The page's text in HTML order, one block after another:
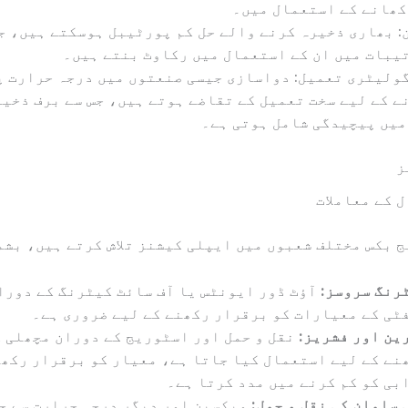
کے استعمال میں۔
بھاری ذخیرہ کرنے والے حل کم پورٹیبل ہوسکتے ہیں،
میں ان کے استعمال میں رکاوٹ بنتے ہیں۔
تعمیل: دواسازی جیسی صنعتوں میں درجہ حرارت
کے لیے سخت تعمیل کے تقاضے ہوتے ہیں، جس سے برف
پیچیدگی شامل ہوتی ہے۔
کے معاملات
بکس مختلف شعبوں میں ایپلی کیشنز تلاش کرتے ہیں،
سروسز: آؤٹ ڈور ایونٹس یا آف سائٹ کیٹرنگ کے
کے معیارات کو برقرار رکھنے کے لیے ضروری ہے۔
اور فشریز: نقل و حمل اور اسٹوریج کے دوران مچھلی
کے لیے استعمال کیا جاتا ہے، معیار کو برقرار
کو کم کرنے میں مدد کرتا ہے۔
سامان کی نقل و حمل: ویکسین اور دیگر درجہ حرارت سے